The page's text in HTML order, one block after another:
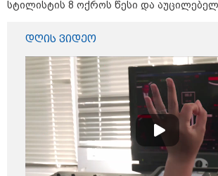
სტილისტის 8 ოქროს წესი და
დღის ვიდეო